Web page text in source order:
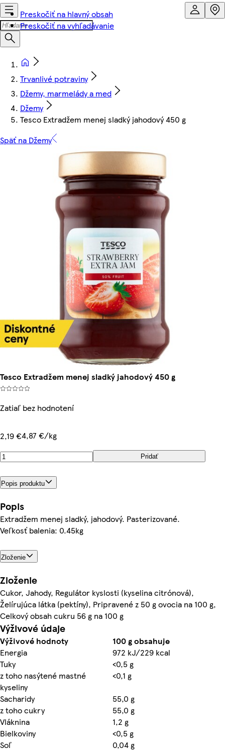
Preskočiť na hlavný obsah
Preskočiť na vyhľadávanie
Trvanlivé potraviny
Džemy, marmelády a med
Džemy
Tesco Extradžem menej sladký jahodový 450 g
Späť na Džemy
Tesco Extradžem menej sladký jahodový 450 g
Zatiaľ bez hodnotení
2,19 €4,87 €/kg
Pridať
Popis produktu
Popis
Extradžem menej sladký, jahodový. Pasterizované.
Veľkosť balenia: 0.45kg
Zloženie
Zloženie
Cukor, Jahody, Regulátor kyslosti (kyselina citrónová),
Želírujúca látka (pektíny), Pripravené z 50 g ovocia na 100 g,
Celkový obsah cukru 56 g na 100 g
Výživové údaje
Výživové hodnoty
100 g obsahuje
Energia
972 kJ/229 kcal
Tuky
<0,5 g
z toho nasýtené mastné
kyseliny
<0,1 g
Sacharidy
55,0 g
z toho cukry
55,0 g
Vláknina
1,2 g
Bielkoviny
<0,5 g
Soľ
0,04 g